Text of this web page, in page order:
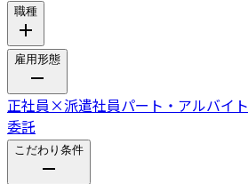
職種
雇用形態
正社員 ×派遣社員パート・アルバイト
委託
こだわり条件